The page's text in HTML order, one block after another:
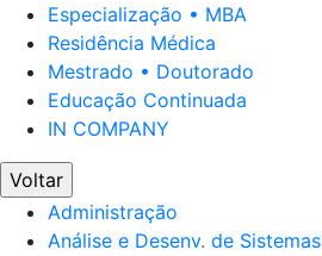
Especialização • MBA
Residência Médica
Mestrado • Doutorado
Educação Continuada
IN COMPANY
Voltar
Administração
Análise e Desenv. de Sistemas